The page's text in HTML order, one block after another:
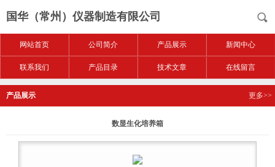
国华（常州）仪器制造有限公司
网站首页 公司简介 产品展示 新闻中心
联系我们 产品目录 技术文章 在线留言
产品展示 更多>>
数显生化培养箱